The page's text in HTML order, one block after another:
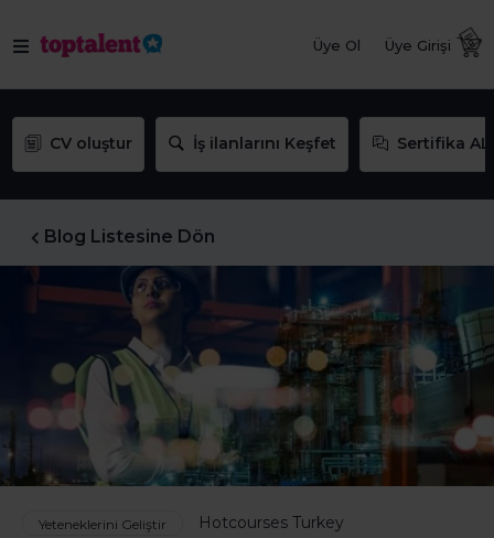
Üye Ol Üye Girişi
CV oluştur İş ilanlarını Keşfet Sertifika AL
Blog Listesine Dön
Yeteneklerini Geliştir Hotcourses Turkey